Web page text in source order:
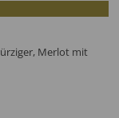
Merlot mit